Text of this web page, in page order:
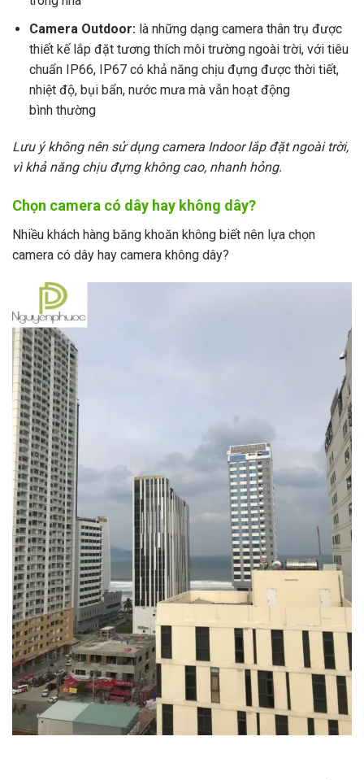
Camera Outdoor: là những dạng camera thân trụ được
thiết kế lắp đặt tương thích môi trường ngoài trời, với tiêu
chuẩn IP66, IP67 có khả năng chịu đựng được thời tiết,
nhiệt độ, bụi bẩn, nước mưa mà vẫn hoạt động
bình thường
Lưu ý không nên sử dụng camera Indoor lắp đặt ngoài trời,
vì khả năng chịu đựng không cao, nhanh hỏng.
Chọn camera có dây hay không dây?
Nhiều khách hàng băng khoăn không biết nên lựa chọn
camera có dây hay camera không dây?